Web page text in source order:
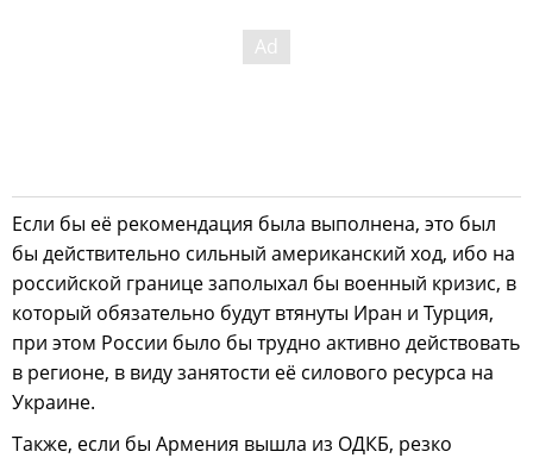
Если бы её рекомендация была выполнена, это был
бы действительно сильный американский ход, ибо на
российской границе заполыхал бы военный кризис, в
который обязательно будут втянуты Иран и Турция,
при этом России было бы трудно активно действовать
в регионе, в виду занятости её силового ресурса на
Украине.
Также, если бы Армения вышла из ОДКБ, резко